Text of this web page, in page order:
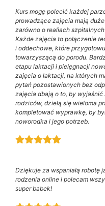
Kurs mogę polecić każdej
prowadzące zajęcia mają
zarówno o realiach
Każde zajęcia to połączenie
i oddechowe, które
towarzyszącą do porodu.
etapu laktacji i pielęgnacji
zajęcia o laktacji, na których
pytań pozostawionych bez
zajęcia dbają o to, by
rodziców, dzielą się wieloma
kompletować wyprawkę, by
noworodka i jego potrzeb.
Dziękuje za wspaniałą robotę
rodzenia online i polecam
super babek!